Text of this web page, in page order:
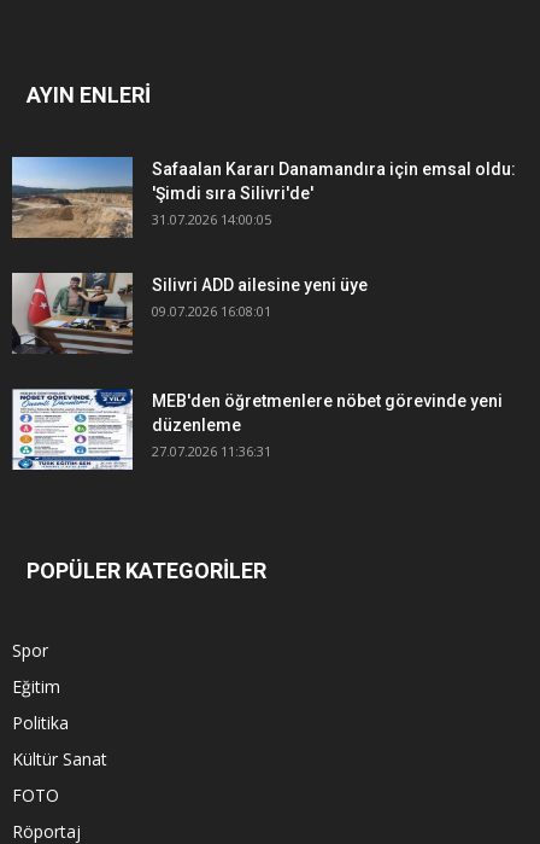
AYIN ENLERİ
Safaalan Kararı Danamandıra için emsal oldu:
'Şimdi sıra Silivri'de'
31.07.2026 14:00:05
Silivri ADD ailesine yeni üye
09.07.2026 16:08:01
MEB'den öğretmenlere nöbet görevinde yeni
düzenleme
27.07.2026 11:36:31
POPÜLER KATEGORİLER
Spor
Eğitim
Politika
Kültür Sanat
FOTO
Röportaj